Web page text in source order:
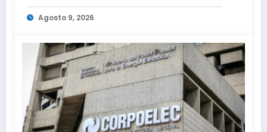
Agosto 9, 2026